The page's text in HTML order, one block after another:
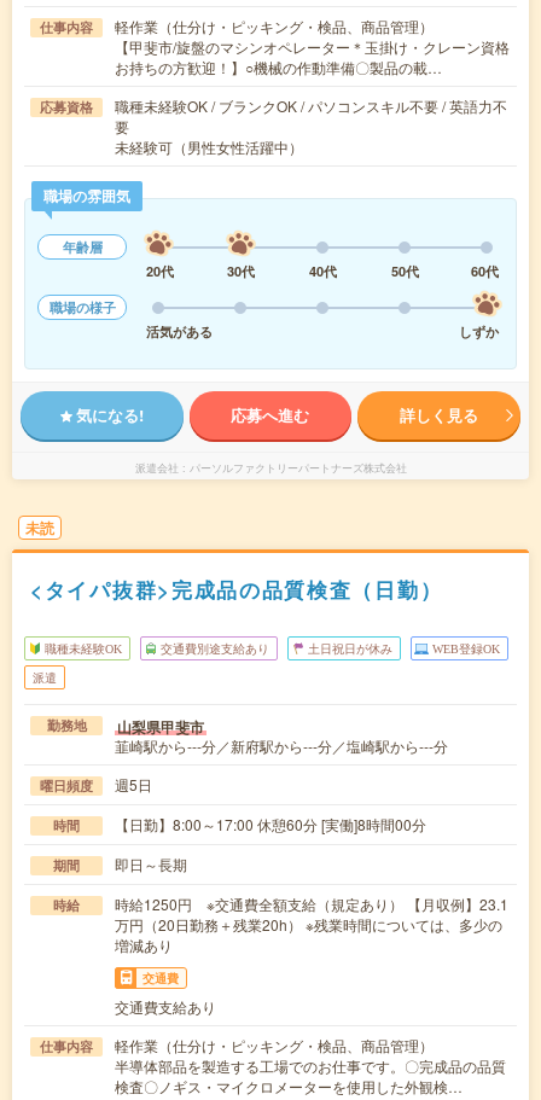
仕事内容
軽作業（仕分け・ピッキング・検品、商品管理）
【甲斐市/旋盤のマシンオペレーター＊玉掛け・クレーン資格
お持ちの方歓迎！】○機械の作動準備〇製品の載…
応募資格
職種未経験OK / ブランクOK / パソコンスキル不要 / 英語力不
要
未経験可（男性女性活躍中）
職場の雰囲気
年齢層
20代
30代 40代 50代
60代
職場の様子
活気がある
しずか
気になる! 応募へ進む 詳しく見る
派遣会社 パーソルファクトリーパートナーズ株式会社
未読
<タイパ抜群>完成品の品質検査（日勤）
職種未経験OK 交通費別途支給あり 土日祝日が休み WEB登録OK
派遣
勤務地 山梨県甲斐市
韮崎駅から---分／新府駅から---分／塩崎駅から---分
曜日頻度 週5日
時間 【日勤】8:00～17:00 休憩60分 [実働]8時間00分
期間 即日～長期
時給
時給1250円 ※交通費全額支給（規定あり） 【月収例】23.1
万円（20日勤務＋残業20h） ※残業時間については、多少の
増減あり
交通費
交通費支給あり
仕事内容
軽作業（仕分け・ピッキング・検品、商品管理）
半導体部品を製造する工場でのお仕事です。〇完成品の品質
検査〇ノギス・マイクロメーターを使用した外観検…